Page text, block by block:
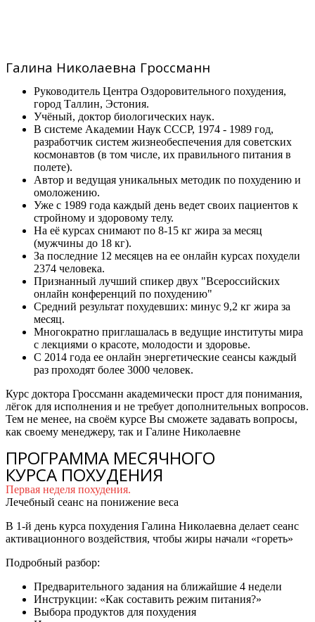
Галина Николаевна Гроссманн
Руководитель Центра Оздоровительного похудения,
город Таллин, Эстония.
Учёный, доктор биологических наук.
В системе Академии Наук СССР, 1974 - 1989 год,
разработчик систем жизнеобеспечения для советских
космонавтов (в том числе, их правильного питания в
полете).
Автор и ведущая уникальных методик по похудению и
омоложению.
Уже с 1989 года каждый день ведет своих пациентов к
стройному и здоровому телу.
На её курсах снимают по 8-15 кг жира за месяц
(мужчины до 18 кг).
За последние 12 месяцев на ее онлайн курсах похудели
2374 человека.
Признанный лучший спикер двух "Всероссийских
онлайн конференций по похудению"
Средний результат похудевших: минус 9,2 кг жира за
месяц.
Многократно приглашалась в ведущие институты мира
с лекциями о красоте, молодости и здоровье.
С 2014 года ее онлайн энергетические сеансы каждый
раз проходят более 3000 человек.
Курс доктора Гроссманн академически прост для понимания,
лёгок для исполнения и не требует дополнительных вопросов.
Тем не менее, на своём курсе Вы сможете задавать вопросы,
как своему менеджеру, так и Галине Николаевне
ПРОГРАММА МЕСЯЧНОГО
КУРСА ПОХУДЕНИЯ
Первая неделя похудения.
Лечебный сеанс на понижение веса
В 1-й день курса похудения Галина Николаевна делает сеанс
активационного воздействия, чтобы жиры начали «гореть»
Подробный разбор:
Предварительного задания на ближайшие 4 недели
Инструкции: «Как составить режим питания?»
Выбора продуктов для похудения